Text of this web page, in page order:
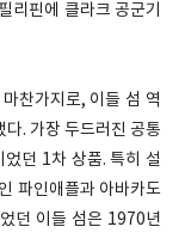
리핀에 클라크 공군기
찬가지로, 이들 섬 역
. 가장 두드러진 공통
던 1차 상품. 특히 설
파인애플과 아바카도
던 이들 섬은 1970년